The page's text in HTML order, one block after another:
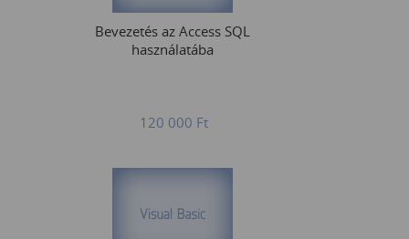
Bevezetés az Access SQL
használatába
120 000 Ft